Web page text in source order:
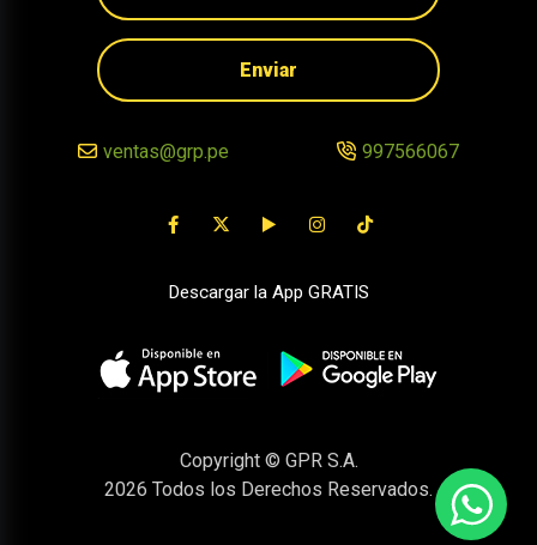
Enviar
ventas@grp.pe 997566067
Descargar la App GRATIS
Copyright © GPR S.A.
2026 Todos los Derechos Reservados.